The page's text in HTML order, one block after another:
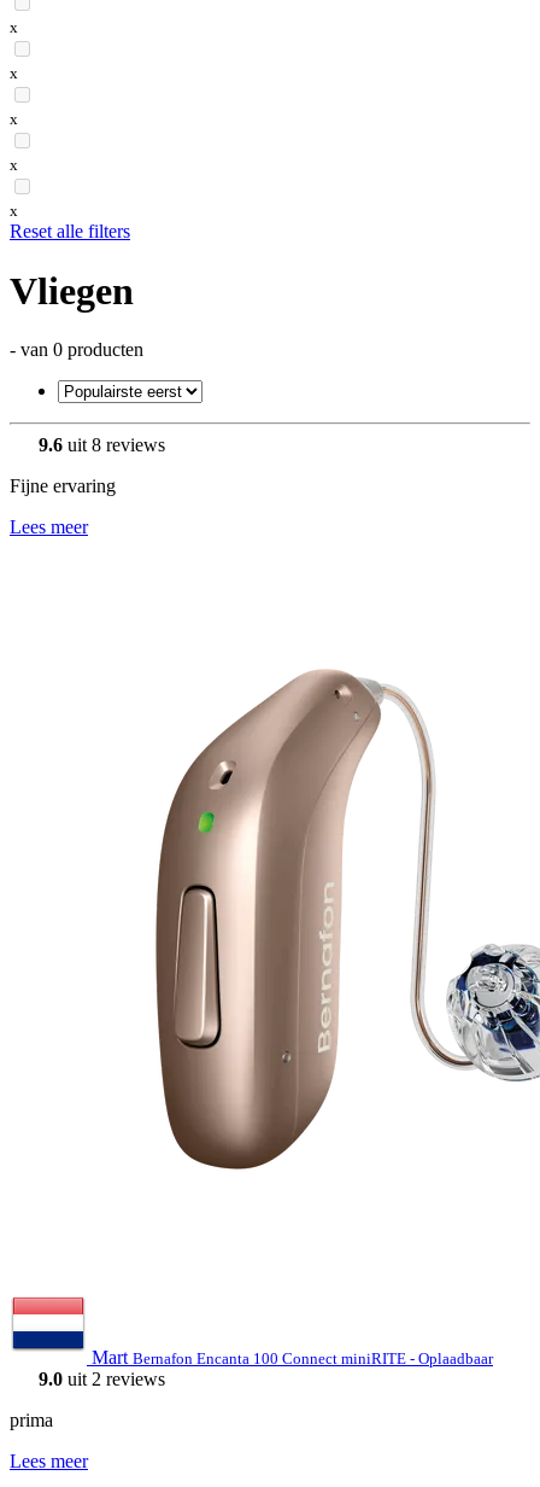
x
x
x
x
x
Reset alle filters
Vliegen
- van 0 producten
9.6 uit 8 reviews
Fijne ervaring
Lees meer
Mart Bernafon Encanta 100 Connect miniRITE - Oplaadbaar
9.0 uit 2 reviews
prima
Lees meer